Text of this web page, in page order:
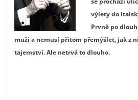
prospívá?
výlety do
Prvně po
muži a nemusí přitom přemýšlet, jak z
tajemství. Ale netrvá to dlouho.